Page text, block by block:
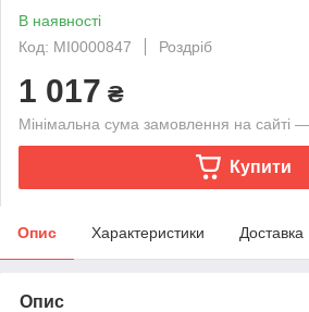
В наявності
Код: MI0000847
Роздріб
1 017 ₴
Мінімальна сума замовлення на сайті
Купити
Опис Характеристики Доставка
Опис